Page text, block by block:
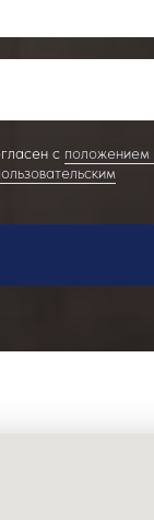
с положением